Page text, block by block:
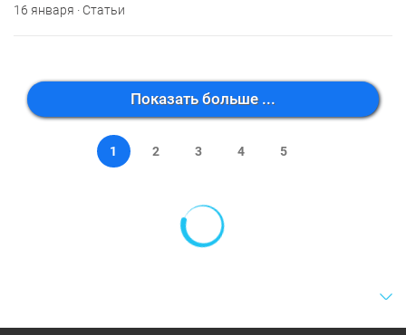
16 января · Статьи
Показать больше ...
1 2 3 4 5